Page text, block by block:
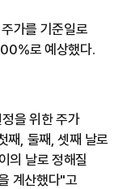
가를 기준일로
로 예상했다.
을 위한 주가
째, 둘째, 셋째 날로
의 날로 정해질
계산했다"고